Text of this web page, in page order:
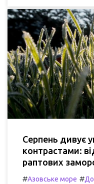
Серпень дивує
контрастами:
раптових
#Азовське море #